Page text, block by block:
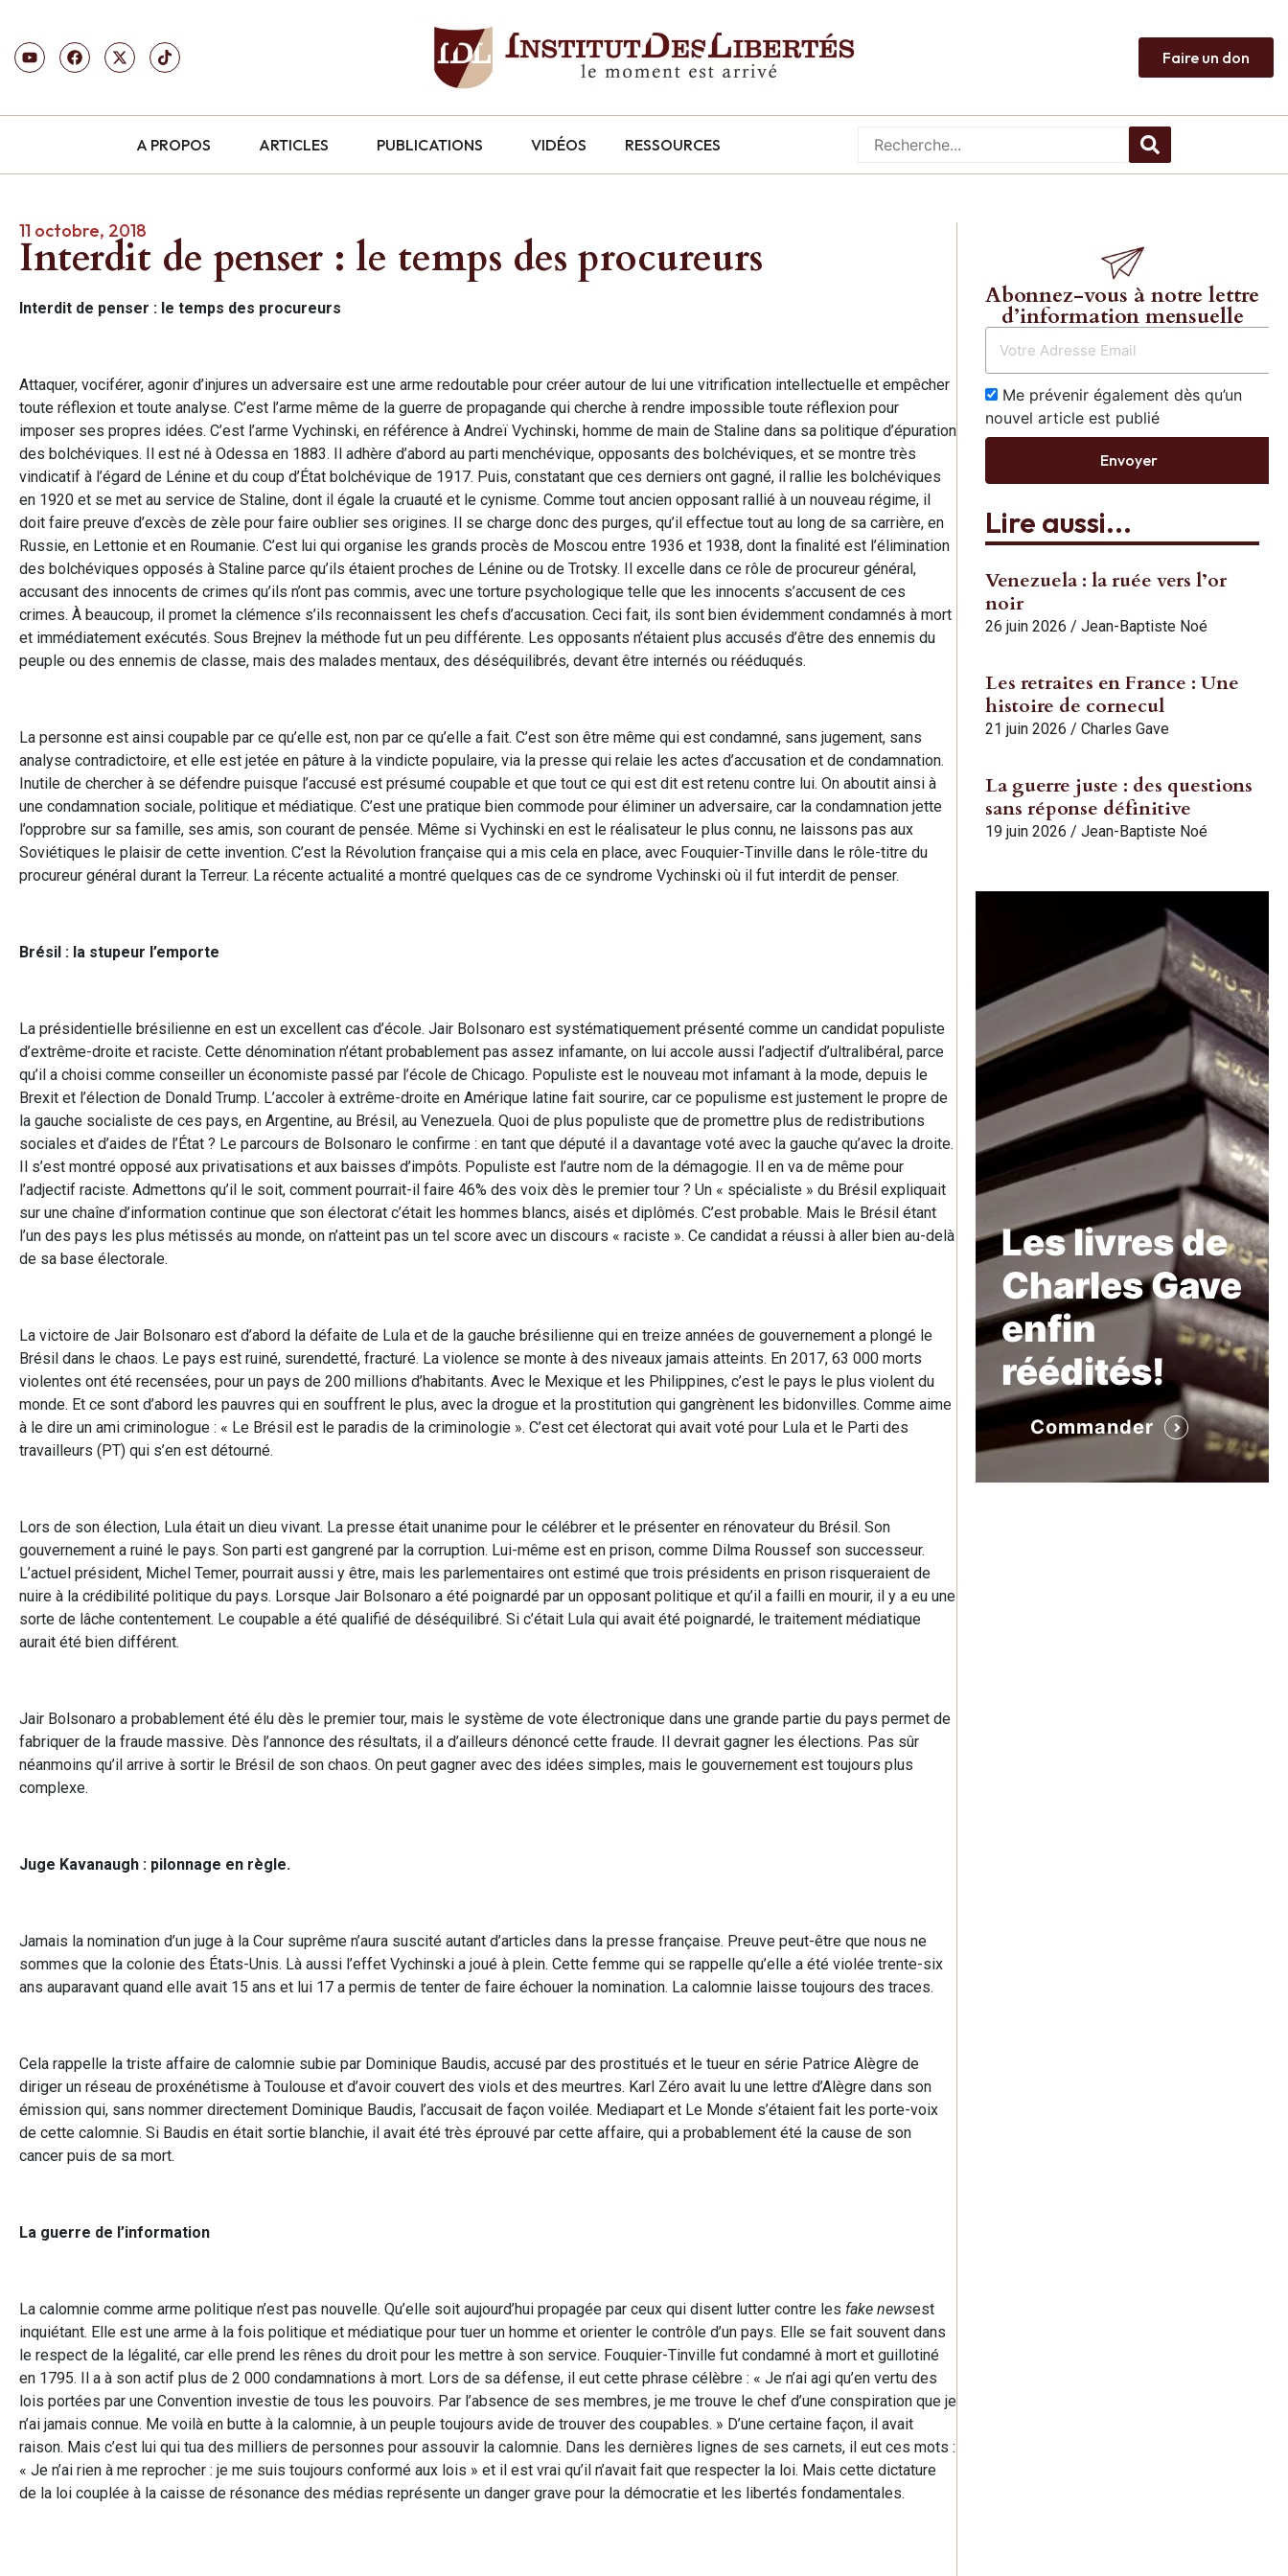
Faire un don
A PROPOS ARTICLES PUBLICATIONS VIDÉOS RESSOURCES
11 octobre, 2018
Interdit de penser : le temps des procureurs
Interdit de penser : le temps des procureurs
Attaquer, vociférer, agonir d’injures un adversaire est une arme redoutable pour créer autour de lui une vitrification intellectuelle et empêcher
toute réflexion et toute analyse. C’est l’arme même de la guerre de propagande qui cherche à rendre impossible toute réflexion pour
imposer ses propres idées. C’est l’arme Vychinski, en référence à Andreï Vychinski, homme de main de Staline dans sa politique d’épuration
des bolchéviques. Il est né à Odessa en 1883. Il adhère d’abord au parti menchévique, opposants des bolchéviques, et se montre très
vindicatif à l’égard de Lénine et du coup d’État bolchévique de 1917. Puis, constatant que ces derniers ont gagné, il rallie les bolchéviques
en 1920 et se met au service de Staline, dont il égale la cruauté et le cynisme. Comme tout ancien opposant rallié à un nouveau régime, il
doit faire preuve d’excès de zèle pour faire oublier ses origines. Il se charge donc des purges, qu’il effectue tout au long de sa carrière, en
Russie, en Lettonie et en Roumanie. C’est lui qui organise les grands procès de Moscou entre 1936 et 1938, dont la finalité est l’élimination
des bolchéviques opposés à Staline parce qu’ils étaient proches de Lénine ou de Trotsky. Il excelle dans ce rôle de procureur général,
accusant des innocents de crimes qu’ils n’ont pas commis, avec une torture psychologique telle que les innocents s’accusent de ces
crimes. À beaucoup, il promet la clémence s’ils reconnaissent les chefs d’accusation. Ceci fait, ils sont bien évidemment condamnés à mort
et immédiatement exécutés. Sous Brejnev la méthode fut un peu différente. Les opposants n’étaient plus accusés d’être des ennemis du
peuple ou des ennemis de classe, mais des malades mentaux, des déséquilibrés, devant être internés ou rééduqués.
La personne est ainsi coupable par ce qu’elle est, non par ce qu’elle a fait. C’est son être même qui est condamné, sans jugement, sans
analyse contradictoire, et elle est jetée en pâture à la vindicte populaire, via la presse qui relaie les actes d’accusation et de condamnation.
Inutile de chercher à se défendre puisque l’accusé est présumé coupable et que tout ce qui est dit est retenu contre lui. On aboutit ainsi à
une condamnation sociale, politique et médiatique. C’est une pratique bien commode pour éliminer un adversaire, car la condamnation jette
l’opprobre sur sa famille, ses amis, son courant de pensée. Même si Vychinski en est le réalisateur le plus connu, ne laissons pas aux
Soviétiques le plaisir de cette invention. C’est la Révolution française qui a mis cela en place, avec Fouquier-Tinville dans le rôle-titre du
procureur général durant la Terreur. La récente actualité a montré quelques cas de ce syndrome Vychinski où il fut interdit de penser.
Brésil : la stupeur l’emporte
La présidentielle brésilienne en est un excellent cas d’école. Jair Bolsonaro est systématiquement présenté comme un candidat populiste
d’extrême-droite et raciste. Cette dénomination n’étant probablement pas assez infamante, on lui accole aussi l’adjectif d’ultralibéral, parce
qu’il a choisi comme conseiller un économiste passé par l’école de Chicago. Populiste est le nouveau mot infamant à la mode, depuis le
Brexit et l’élection de Donald Trump. L’accoler à extrême-droite en Amérique latine fait sourire, car ce populisme est justement le propre de
la gauche socialiste de ces pays, en Argentine, au Brésil, au Venezuela. Quoi de plus populiste que de promettre plus de redistributions
sociales et d’aides de l’État ? Le parcours de Bolsonaro le confirme : en tant que député il a davantage voté avec la gauche qu’avec la droite.
Il s’est montré opposé aux privatisations et aux baisses d’impôts. Populiste est l’autre nom de la démagogie. Il en va de même pour
l’adjectif raciste. Admettons qu’il le soit, comment pourrait-il faire 46% des voix dès le premier tour ? Un « spécialiste » du Brésil expliquait
sur une chaîne d’information continue que son électorat c’était les hommes blancs, aisés et diplômés. C’est probable. Mais le Brésil étant
l’un des pays les plus métissés au monde, on n’atteint pas un tel score avec un discours « raciste ». Ce candidat a réussi à aller bien au-delà
de sa base électorale.
La victoire de Jair Bolsonaro est d’abord la défaite de Lula et de la gauche brésilienne qui en treize années de gouvernement a plongé le
Brésil dans le chaos. Le pays est ruiné, surendetté, fracturé. La violence se monte à des niveaux jamais atteints. En 2017, 63 000 morts
violentes ont été recensées, pour un pays de 200 millions d’habitants. Avec le Mexique et les Philippines, c’est le pays le plus violent du
monde. Et ce sont d’abord les pauvres qui en souffrent le plus, avec la drogue et la prostitution qui gangrènent les bidonvilles. Comme aime
à le dire un ami criminologue : « Le Brésil est le paradis de la criminologie ». C’est cet électorat qui avait voté pour Lula et le Parti des
travailleurs (PT) qui s’en est détourné.
Lors de son élection, Lula était un dieu vivant. La presse était unanime pour le célébrer et le présenter en rénovateur du Brésil. Son
gouvernement a ruiné le pays. Son parti est gangrené par la corruption. Lui-même est en prison, comme Dilma Roussef son successeur.
L’actuel président, Michel Temer, pourrait aussi y être, mais les parlementaires ont estimé que trois présidents en prison risqueraient de
nuire à la crédibilité politique du pays. Lorsque Jair Bolsonaro a été poignardé par un opposant politique et qu’il a failli en mourir, il y a eu une
sorte de lâche contentement. Le coupable a été qualifié de déséquilibré. Si c’était Lula qui avait été poignardé, le traitement médiatique
aurait été bien différent.
Jair Bolsonaro a probablement été élu dès le premier tour, mais le système de vote électronique dans une grande partie du pays permet de
fabriquer de la fraude massive. Dès l’annonce des résultats, il a d’ailleurs dénoncé cette fraude. Il devrait gagner les élections. Pas sûr
néanmoins qu’il arrive à sortir le Brésil de son chaos. On peut gagner avec des idées simples, mais le gouvernement est toujours plus
complexe.
Juge Kavanaugh : pilonnage en règle.
Jamais la nomination d’un juge à la Cour suprême n’aura suscité autant d’articles dans la presse française. Preuve peut-être que nous ne
sommes que la colonie des États-Unis. Là aussi l’effet Vychinski a joué à plein. Cette femme qui se rappelle qu’elle a été violée trente-six
ans auparavant quand elle avait 15 ans et lui 17 a permis de tenter de faire échouer la nomination. La calomnie laisse toujours des traces.
Cela rappelle la triste affaire de calomnie subie par Dominique Baudis, accusé par des prostitués et le tueur en série Patrice Alègre de
diriger un réseau de proxénétisme à Toulouse et d’avoir couvert des viols et des meurtres. Karl Zéro avait lu une lettre d’Alègre dans son
émission qui, sans nommer directement Dominique Baudis, l’accusait de façon voilée. Mediapart et Le Monde s’étaient fait les porte-voix
de cette calomnie. Si Baudis en était sortie blanchie, il avait été très éprouvé par cette affaire, qui a probablement été la cause de son
cancer puis de sa mort.
La guerre de l’information
La calomnie comme arme politique n’est pas nouvelle. Qu’elle soit aujourd’hui propagée par ceux qui disent lutter contre les fake newsest
inquiétant. Elle est une arme à la fois politique et médiatique pour tuer un homme et orienter le contrôle d’un pays. Elle se fait souvent dans
le respect de la légalité, car elle prend les rênes du droit pour les mettre à son service. Fouquier-Tinville fut condamné à mort et guillotiné
en 1795. Il a à son actif plus de 2 000 condamnations à mort. Lors de sa défense, il eut cette phrase célèbre : « Je n’ai agi qu’en vertu des
lois portées par une Convention investie de tous les pouvoirs. Par l’absence de ses membres, je me trouve le chef d’une conspiration que je
n’ai jamais connue. Me voilà en butte à la calomnie, à un peuple toujours avide de trouver des coupables. » D’une certaine façon, il avait
raison. Mais c’est lui qui tua des milliers de personnes pour assouvir la calomnie. Dans les dernières lignes de ses carnets, il eut ces mots :
« Je n’ai rien à me reprocher : je me suis toujours conformé aux lois » et il est vrai qu’il n’avait fait que respecter la loi. Mais cette dictature
de la loi couplée à la caisse de résonance des médias représente un danger grave pour la démocratie et les libertés fondamentales.
Abonnez-vous à notre lettre
d’information mensuelle
Me prévenir également dès qu’un
nouvel article est publié
Envoyer
Lire aussi...
Venezuela : la ruée vers l’or
noir
26 juin 2026 / Jean-Baptiste Noé
Les retraites en France : Une
histoire de cornecul
21 juin 2026 / Charles Gave
La guerre juste : des questions
sans réponse définitive
19 juin 2026 / Jean-Baptiste Noé
Les livres de
Charles Gave
enfin
réédités!
Commander